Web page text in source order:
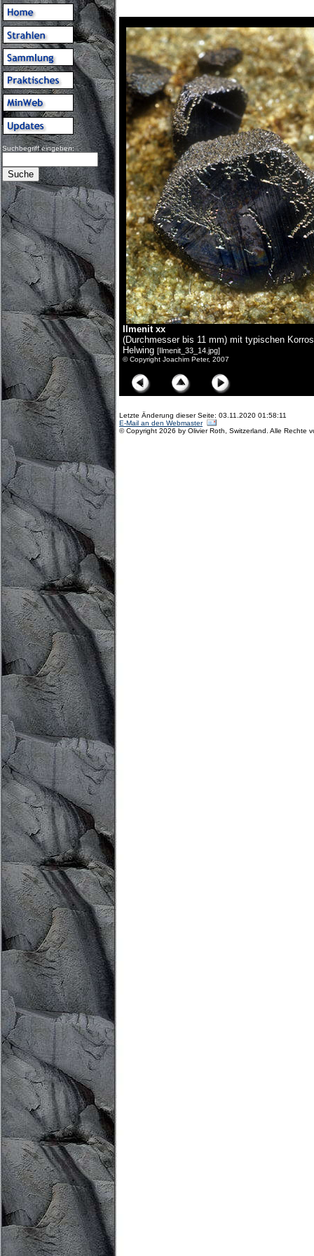
Suchbegriff eingeben:
Ilmenit xx
(Durchmesser bis 11 mm) mit typischen
Helwing [Ilmenit_33_14.jpg]
© Copyright Joachim Peter, 2007
Letzte Änderung dieser Seite: 03.11.2020 01:58:11
E-Mail an den Webmaster
© Copyright 2026 by Olivier Roth, Switzerland. Alle Rechte